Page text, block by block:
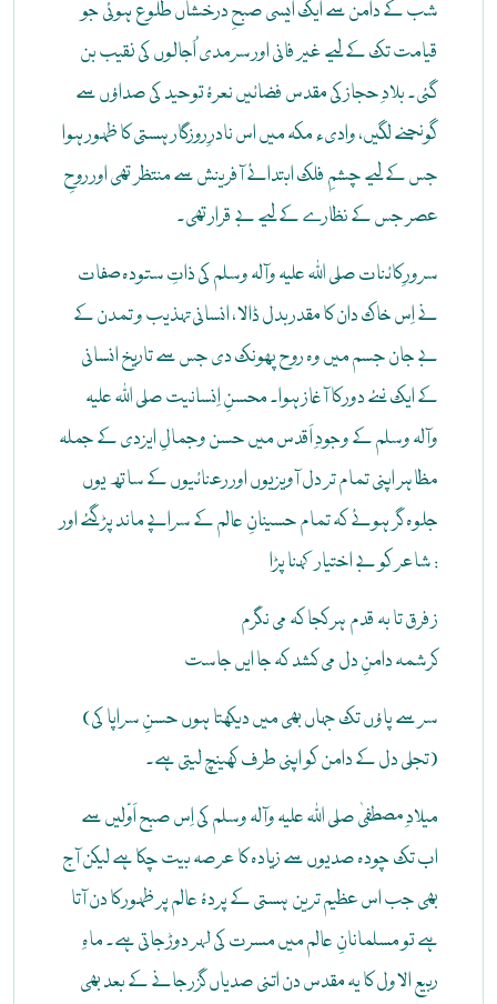
شب کے دامن سے ایک ایسی صبحِ درخشاں طلوع ہوئی جو
قیامت تک کے لیے غیر فانی اور سرمدی اُجالوں کی نقیب بن
گئی۔ بلادِ حجاز کی مقدس فضائیں نعرۂ توحید کی صداؤں سے
گونجنے لگیں، وادیء مکہ میں اس نادرِ روزگار ہستی کا ظہور ہوا
جس کے لیے چشمِ فلک ابتدائے آفرینش سے منتظر تھی اور روحِ
عصر جس کے نظارے کے لیے بے قرار تھی۔
سرورِ کائنات صلی اللہ علیہ وآلہ وسلم کی ذاتِ ستودہ صفات
نے اِس خاک دان کا مقدر بدل ڈالا، انسانی تہذیب و تمدن کے
بے جان جسم میں وہ روح پھونک دی جس سے تاریخ انسانی
کے ایک نئے دور کا آغاز ہوا۔ محسنِ اِنسانیت صلی اللہ علیہ
وآلہ وسلم کے وجودِ اَقدس میں حسن وجمالِ ایزدی کے جملہ
مظاہر اپنی تمام تر دل آویزیوں اور رعنائیوں کے ساتھ یوں
جلوہ گر ہوئے کہ تمام حسینانِ عالم کے سراپے ماند پڑ گئے اور
شاعر کو بے اختیار کہنا پڑا :
ز فرق تا بہ قدم ہر کجا کہ می نگرم
کرشمہ دامنِ دل می کشد کہ جا ایں جاست
(سر سے پاؤں تک جہاں بھی میں دیکھتا ہوں حسنِ سراپا کی
تجلی دل کے دامن کو اپنی طرف کھینچ لیتی ہے۔)
میلادِ مصطفیٰ صلی اللہ علیہ وآلہ وسلم کی اِس صبح اَوّلیں سے
اب تک چودہ صدیوں سے زیادہ کا عرصہ بیت چکا ہے لیکن آج
بھی جب اس عظیم ترین ہستی کے پردۂ عالم پر ظہور کا دن آتا
ہے تو مسلمانانِ عالم میں مسرت کی لہر دوڑ جاتی ہے۔ ماہِ
ربیع الاول کا یہ مقدس دن اتنی صدیاں گزر جانے کے بعد بھی